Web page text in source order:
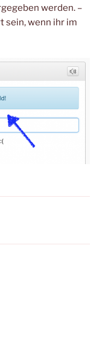
werden. –
sein, wenn ihr im